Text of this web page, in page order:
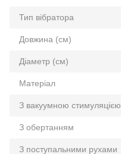
Тип вібратора
Довжина (см)
Діаметр (см)
Матеріал
З вакуумною стимуляцією
З обертанням
З поступальними рухами